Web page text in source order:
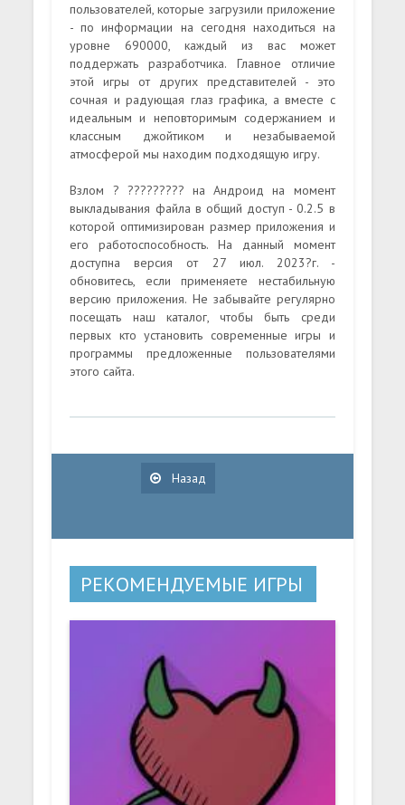
пользователей, которые загрузили приложение
- по информации на сегодня находиться на
уровне 690000, каждый из вас может
поддержать разработчика. Главное отличие
этой игры от других представителей - это
сочная и радующая глаз графика, а вместе с
идеальным и неповторимым содержанием и
классным джойтиком и незабываемой
атмосферой мы находим подходящую игру.
Взлом ? ????????? на Андроид на момент
выкладывания файла в общий доступ - 0.2.5 в
которой оптимизирован размер приложения и
его работоспособность. На данный момент
доступна версия от 27 июл. 2023?г. -
обновитесь, если применяете нестабильную
версию приложения. Не забывайте регулярно
посещать наш каталог, чтобы быть среди
первых кто установить современные игры и
программы предложенные пользователями
этого сайта.
Назад
РЕКОМЕНДУЕМЫЕ ИГРЫ